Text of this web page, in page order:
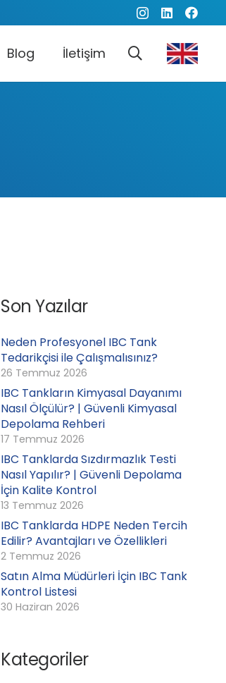
Blog İletişim
Son Yazılar
Neden Profesyonel IBC Tank
Tedarikçisi ile Çalışmalısınız?
26 Temmuz 2026
IBC Tankların Kimyasal Dayanımı
Nasıl Ölçülür? | Güvenli Kimyasal
Depolama Rehberi
17 Temmuz 2026
IBC Tanklarda Sızdırmazlık Testi
Nasıl Yapılır? | Güvenli Depolama
İçin Kalite Kontrol
13 Temmuz 2026
IBC Tanklarda HDPE Neden Tercih
Edilir? Avantajları ve Özellikleri
2 Temmuz 2026
Satın Alma Müdürleri İçin IBC Tank
Kontrol Listesi
30 Haziran 2026
Kategoriler